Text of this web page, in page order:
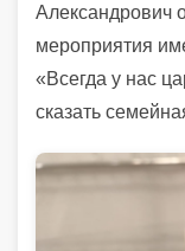
Александрович
мероприятия
«Всегда у нас
сказать